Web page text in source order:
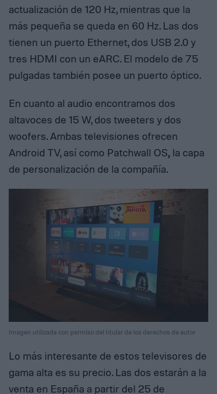
actualización de 120 Hz, mientras que la
más pequeña se queda en 60 Hz. Las dos
tienen un puerto Ethernet, dos USB 2.0 y
tres HDMI con un eARC. El modelo de 75
pulgadas también posee un puerto óptico.
En cuanto al audio encontramos dos
altavoces de 15 W, dos tweeters y dos
woofers. Ambas televisiones ofrecen
Android TV, así como Patchwall OS,la capa
de personalización de la compañía.
Imagen utilizada con permiso del titular de los derechos de autor
Lo más interesante de estos televisores de
gama alta es su precio. Las dos estarán a la
venta en España a partir del 25 de